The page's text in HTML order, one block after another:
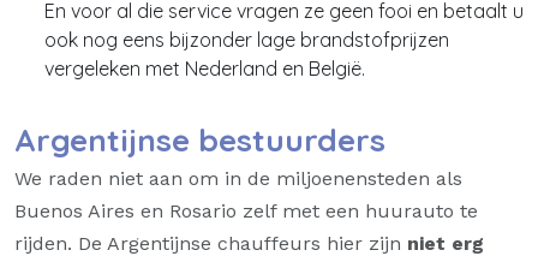
En voor al die service vragen ze geen fooi en betaalt u
ook nog eens bijzonder lage brandstofprijzen
vergeleken met Nederland en België.
Argentijnse bestuurders
We raden niet aan om in de miljoenensteden als
Buenos Aires en Rosario zelf met een huurauto te
rijden. De Argentijnse chauffeurs hier zijn niet erg